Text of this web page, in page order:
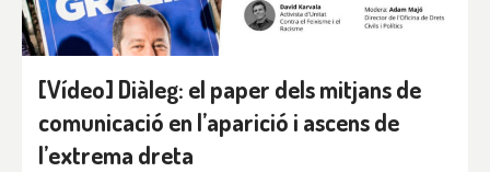
[Vídeo] Diàleg: el paper dels mitjans de
comunicació en l’aparició i ascens de
l’extrema dreta